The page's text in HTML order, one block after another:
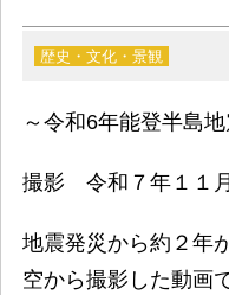
歴史・文化・景観
～令和6年能登半島
撮影 令和７年１１月
地震発災から約２年
空から撮影した動画